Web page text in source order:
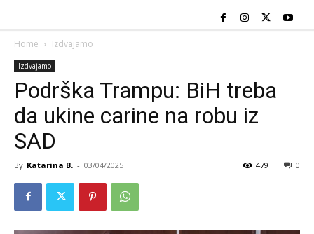
Home Izdvajamo
Izdvajamo
Podrška Trampu: BiH treba
da ukine carine na robu iz
SAD
By Katarina B. - 03/04/2025 0
479